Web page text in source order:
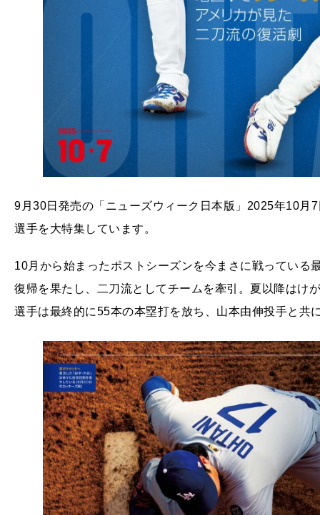
9月30日発売の「ニューズウィーク日本版」2025年10月
選手を大特集しています。
10月から始まったポストシーズンを今まさに戦っている
復帰を果たし、二刀流としてチームを牽引。夏以降はけ
選手は最終的に55本の本塁打を放ち、山本由伸投手と共